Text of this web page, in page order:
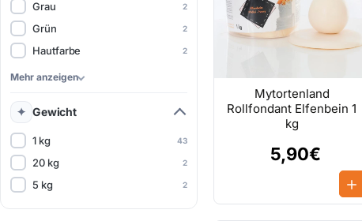
Grau 2
Grün 2
Hautfarbe 2
Mehr anzeigen
Gewicht
1 kg 43
20 kg 2
5 kg 2
Mytortenland
Rollfondant Elfenbein 1
kg
5,90€